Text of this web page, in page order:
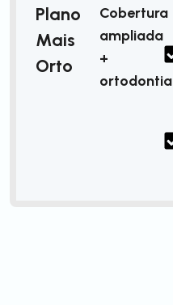
Plano
Mais
Orto
Cobertura
ampliada
+
ortodontia